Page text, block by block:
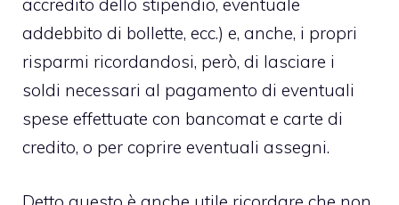
accredito dello stipendio, eventuale
addebbito di bollette, ecc.) e, anche, i propri
risparmi ricordandosi, però, di lasciare i
soldi necessari al pagamento di eventuali
spese effettuate con bancomat e carte di
credito, o per coprire eventuali assegni.